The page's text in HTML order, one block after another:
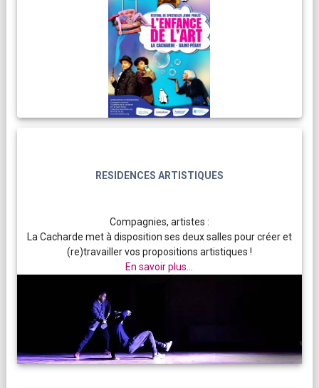
RESIDENCES ARTISTIQUES
Compagnies, artistes :
La Cacharde met à disposition ses deux salles pour créer et
(re)travailler vos propositions artistiques !
En savoir plus...